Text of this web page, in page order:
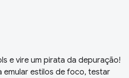
e vire um pirata da depuração!
emular estilos de foco, testar